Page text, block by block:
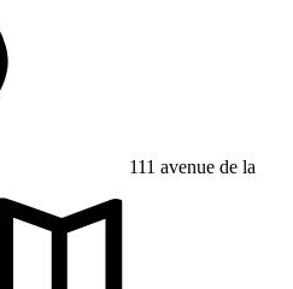
111 avenue de la